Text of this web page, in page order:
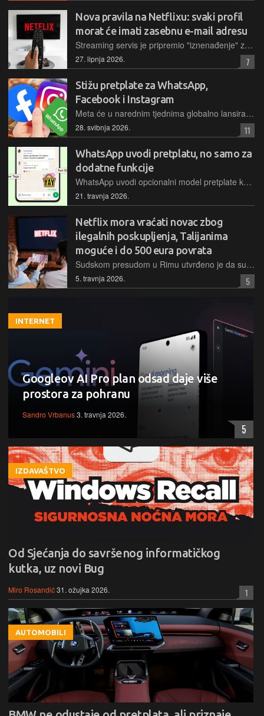
Nova pravila na Netflixu: svaki profil
morat će imati zasebnu e-mail adresu
Streaming servis je pripremio "iznenađenje" za dijeljene račune – pojedinačni profili unutar zajedničkog računa morat će se prijavljivati s jedinstvenim e-mail adresama
27. lipnja 2026. 7
Stižu pretplate za WhatsApp,
Facebook i Instagram
Meta će u narednim tjednima globalno lansirati nove pretplatničke pakete Instagram Plus, Facebook Plus i WhatsApp Plus za dodatne funkcije i AI, dok osnovne varijante ostaju besplatne
28. svibnja 2026. 11
WhatsApp uvodi pretplatu, no samo za
dodatne funkcije
WhatsApp uvodi opcionalni model pretplate koji korisnicima nudi napredne opcije personalizacije i upravljanja razgovorima, dok osnovne značajke aplikacije ostaju besplatne za sve korisnike
21. travnja 2026.
Netflix mora vraćati novac zbog
ilegalnih poskupljenja, Talijanima
moguće i do 500 eura povrata
Sudskom presudom u Rimu utvrđeno je da su Netflixova poskupljenja od 2017. do 2024. bila protivna zakonu, što otvara put milijunima korisnika za povrat preplaćenih iznosa do 500 eura
5. travnja 2026. 5
INTERNET
Googleov AI Pro plan odsad daje više
prostora za pohranu
Sandro Vrbanus3. travnja 2026.
5
IZDAVAŠTVO
Od Sjećanja do savršenog informatičkog
kutka, uz novi Bug
Miro Rosandić31. ožujka 2026. 1
AUTOMOBILI